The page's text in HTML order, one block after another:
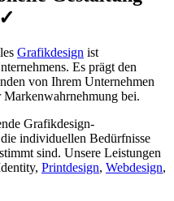
Grafikdesign ist
Es prägt den
von Ihrem Unternehmen
bei.
Grafikdesign-
individuellen Bedürfnisse
sind. Unsere Leistungen
Printdesign, Webdesign,